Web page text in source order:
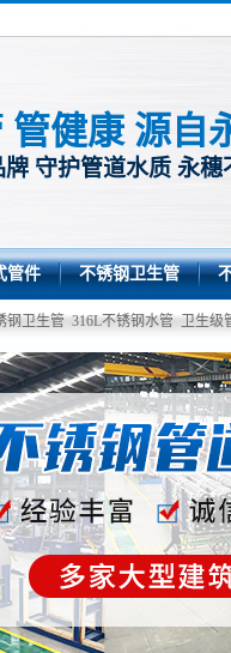
管健康 源自
牌 守护管道水质 永穗
管件 不锈钢卫生管
钢卫生管 316L不锈钢水管 卫生级